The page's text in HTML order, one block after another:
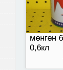
мөнгөн
0,6кл